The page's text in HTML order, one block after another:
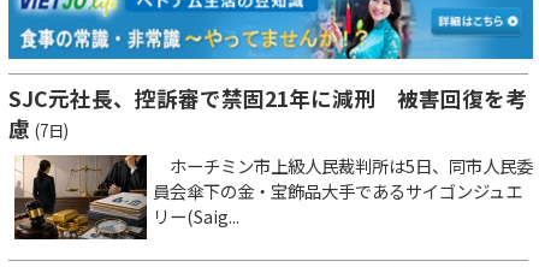
SJC元社長、控訴審で禁固21年に減刑 被害回復を考
慮 (7日)
ホーチミン市上級人民裁判所は5日、同市人民委
員会傘下の金・宝飾品大手であるサイゴンジュエ
リー(Saig...